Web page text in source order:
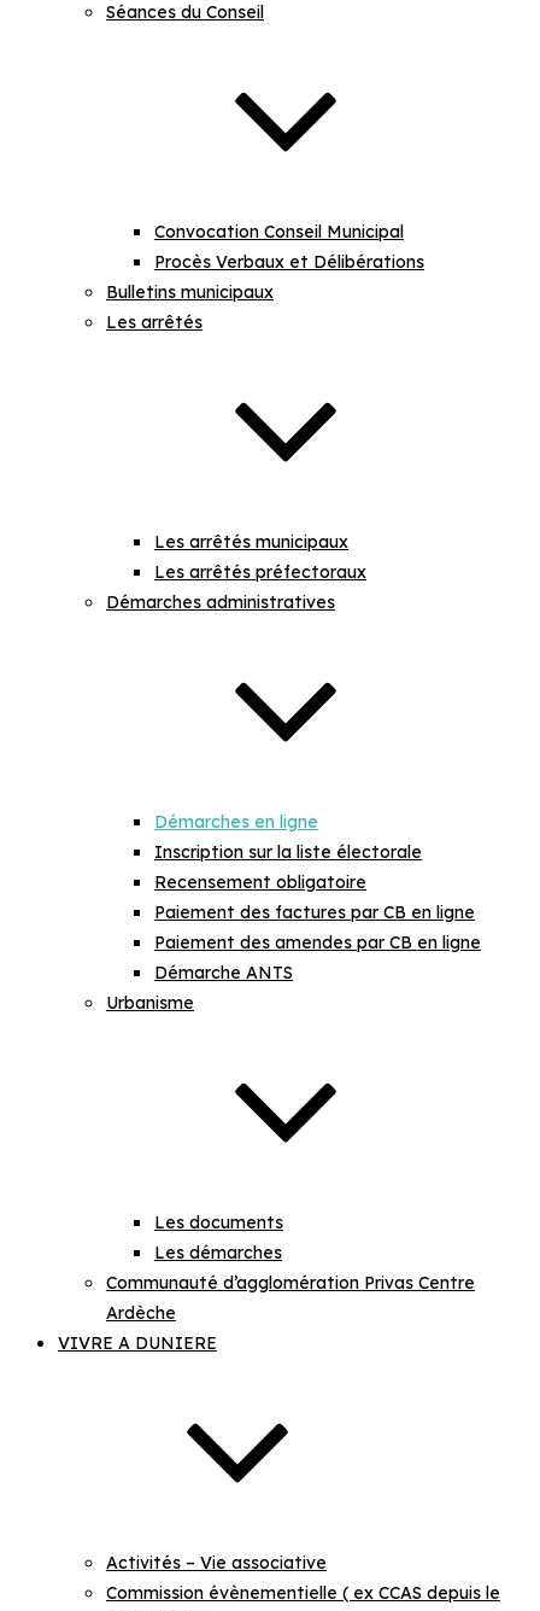
Séances du Conseil
Convocation Conseil Municipal
Procès Verbaux et Délibérations
Bulletins municipaux
Les arrêtés
Les arrêtés municipaux
Les arrêtés préfectoraux
Démarches administratives
Démarches en ligne
Inscription sur la liste électorale
Recensement obligatoire
Paiement des factures par CB en ligne
Paiement des amendes par CB en ligne
Démarche ANTS
Urbanisme
Les documents
Les démarches
Communauté d’agglomération Privas Centre
Ardèche
VIVRE A DUNIERE
Activités – Vie associative
Commission évènementielle ( ex CCAS depuis le